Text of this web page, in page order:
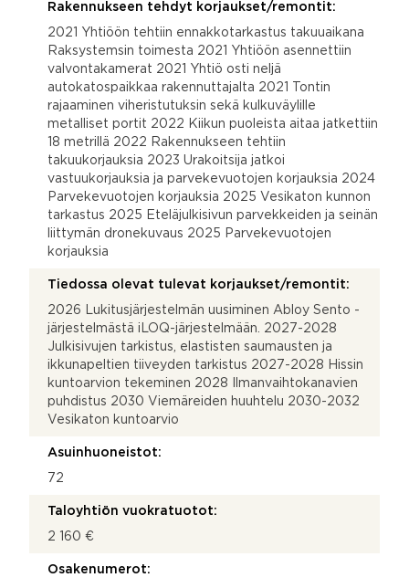
Rakennukseen tehdyt korjaukset/remontit:
2021 Yhtiöön tehtiin ennakkotarkastus takuuaikana
Raksystemsin toimesta 2021 Yhtiöön asennettiin
valvontakamerat 2021 Yhtiö osti neljä
autokatospaikkaa rakennuttajalta 2021 Tontin
rajaaminen viheristutuksin sekä kulkuväylille
metalliset portit 2022 Kiikun puoleista aitaa jatkettiin
18 metrillä 2022 Rakennukseen tehtiin
takuukorjauksia 2023 Urakoitsija jatkoi
vastuukorjauksia ja parvekevuotojen korjauksia 2024
Parvekevuotojen korjauksia 2025 Vesikaton kunnon
tarkastus 2025 Eteläjulkisivun parvekkeiden ja seinän
liittymän dronekuvaus 2025 Parvekevuotojen
korjauksia
Tiedossa olevat tulevat korjaukset/remontit:
2026 Lukitusjärjestelmän uusiminen Abloy Sento -
järjestelmästä iLOQ-järjestelmään. 2027-2028
Julkisivujen tarkistus, elastisten saumausten ja
ikkunapeltien tiiveyden tarkistus 2027-2028 Hissin
kuntoarvion tekeminen 2028 Ilmanvaihtokanavien
puhdistus 2030 Viemäreiden huuhtelu 2030-2032
Vesikaton kuntoarvio
Asuinhuoneistot:
72
Taloyhtiön vuokratuotot:
2 160 €
Osakenumerot: